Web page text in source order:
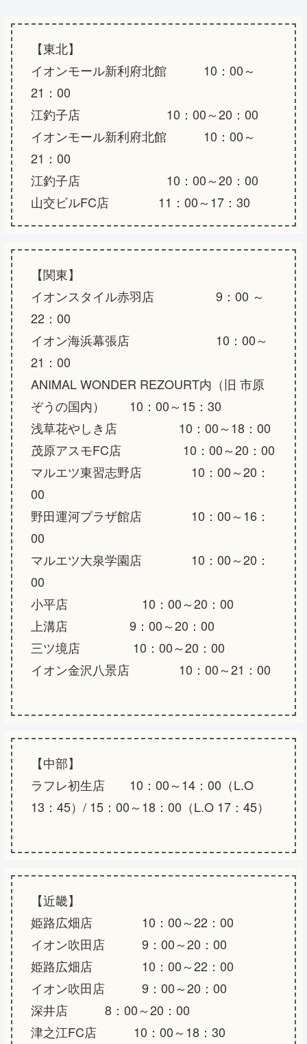
【東北】
イオンモール新利府北館 10：00～
21：00
江釣子店 10：00～20：00
イオンモール新利府北館 10：00～
21：00
江釣子店 10：00～20：00
山交ビルFC店 11：00～17：30
【関東】
イオンスタイル赤羽店 9：00 ～
22：00
イオン海浜幕張店 10：00～
21：00
ANIMAL WONDER REZOURT内（旧 市原
ぞうの国内） 10：00～15：30
浅草花やしき店 10：00～18：00
茂原アスモFC店 10：00～20：00
マルエツ東習志野店 10：00～20：
00
野田運河プラザ館店 10：00～16：
00
マルエツ大泉学園店 10：00～20：
00
小平店 10：00～20：00
上溝店 9：00～20：00
三ツ境店 10：00～20：00
イオン金沢八景店 10：00～21：00
【中部】
ラフレ初生店 10：00～14：00（L.O
13：45）/ 15：00～18：00（L.O 17：45）
【近畿】
姫路広畑店 10：00～22：00
イオン吹田店 9：00～20：00
姫路広畑店 10：00～22：00
イオン吹田店 9：00～20：00
深井店 8：00～20：00
津之江FC店 10：00～18：30